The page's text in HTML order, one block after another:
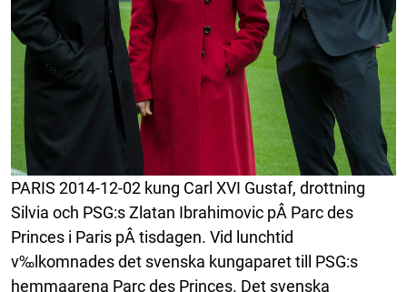
PARIS 2014-12-02 kung Carl XVI Gustaf, drottning
Silvia och PSG:s Zlatan Ibrahimovic pÂ Parc des
Princes i Paris pÂ tisdagen. Vid lunchtid
v‰lkomnades det svenska kungaparet till PSG:s
hemmaarena Parc des Princes. Det svenska